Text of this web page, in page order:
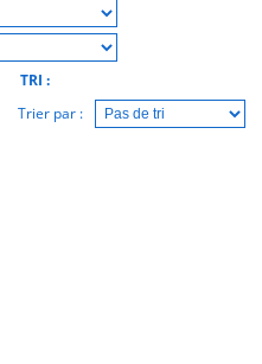
TRI :
Trier par :